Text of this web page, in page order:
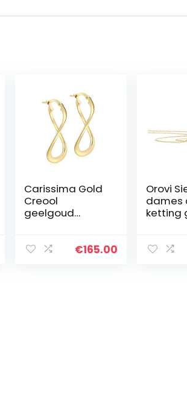
Carissima Gold
Creool
geelgoud
€165.00
Orovi
dames
ketting